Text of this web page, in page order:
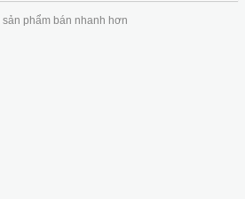
phẩm bán nhanh hơn